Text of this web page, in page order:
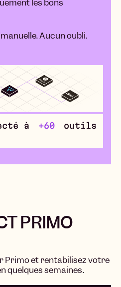
les bons
Aucun oubli.
à +60
outils
PRIMO
Primo et rentabilisez votre
quelques semaines.